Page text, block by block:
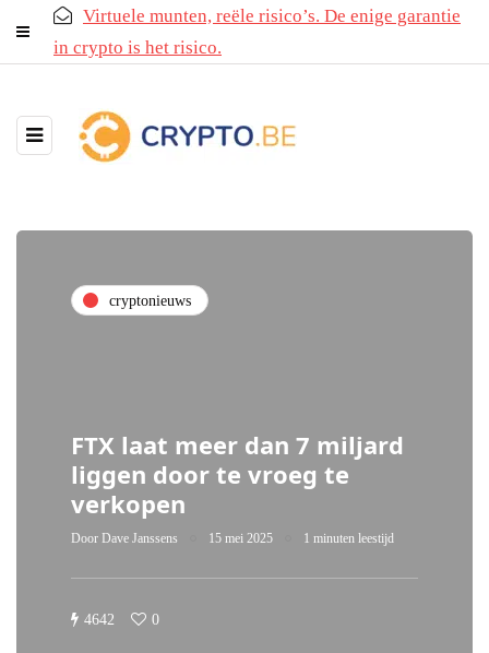
Virtuele munten, reële risico’s. De enige garantie
in crypto is het risico.
cryptonieuws
FTX laat meer dan 7 miljard
liggen door te vroeg te
verkopen
Door Dave Janssens 15 mei 2025 1 minuten leestijd
4642 0